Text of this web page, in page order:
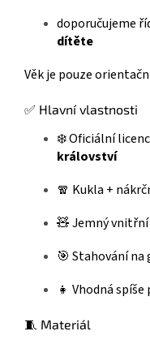
doporučujeme
dítěte
Věk je pouze
✅ Hlavní vlastnosti
❄️ Oficiální
království
🧣 Kukla +
🧸 Jemný
🎯 Stahování na
👧 Vhodná
🧵 Materiál